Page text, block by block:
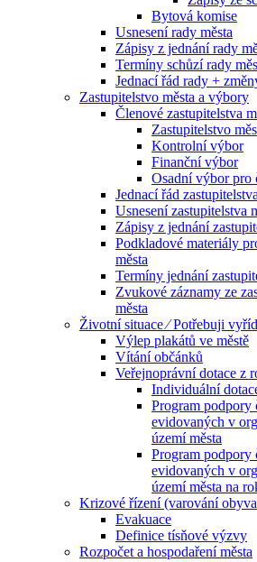
Bytová komise
Usnesení rady města
Zápisy z jednání rady
Termíny schůzí rady
Jednací řád rady +
Zastupitelstvo města a výbory
Členové zastupitelstva
Zastupitelstvo
Kontrolní výbor
Finanční výbor
Osadní výbor pro
Jednací řád
Usnesení zastupitelstva
Zápisy z jednání
Podkladové materiály
města
Termíny jednání
Zvukové záznamy ze
města
Životní situace ⁄ Potřebuji
Výlep plakátů ve městě
Vítání občánků
Veřejnoprávní dotace z
Individuální
Program podpory
evidovaných v
území města
Program podpory
evidovaných v
území města na
Krizové řízení (varování
Evakuace
Definice tísňové výzvy
Rozpočet a hospodaření města